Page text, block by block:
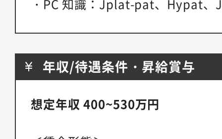
・PC 知識：Jplat-pat、Hypat、
年収/待遇条件・昇給賞与
想定年収 400~530万円